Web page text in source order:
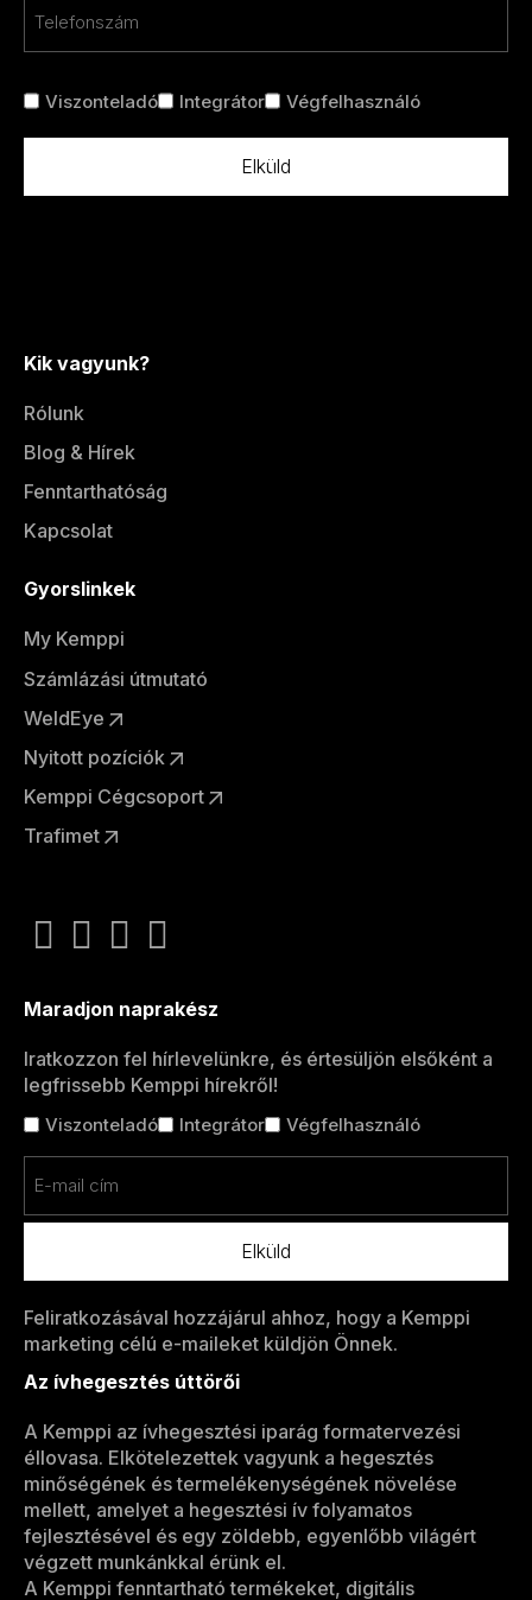
nélkül
*
Viszonteladó Integrátor Végfelhasználó
Kik vagyunk?
Rólunk
Blog & Hírek
Fenntarthatóság
Kapcsolat
Gyorslinkek
My Kemppi
Számlázási útmutató
WeldEye
Nyitott pozíciók
Kemppi Cégcsoport
Trafimet
Maradjon naprakész
Iratkozzon fel hírlevelünkre, és értesüljön elsőként a
legfrissebb Kemppi hírekről!
CímViszonteladó Integrátor Végfelhasználó
(Kötelező)
Feliratkozásával hozzájárul ahhoz, hogy a Kemppi
marketing célú e-maileket küldjön Önnek.
Az ívhegesztés úttörői
A Kemppi az ívhegesztési iparág formatervezési
éllovasa. Elkötelezettek vagyunk a hegesztés
minőségének és termelékenységének növelése
mellett, amelyet a hegesztési ív folyamatos
fejlesztésével és egy zöldebb, egyenlőbb világért
végzett munkánkkal érünk el.
A Kemppi fenntartható termékeket, digitális